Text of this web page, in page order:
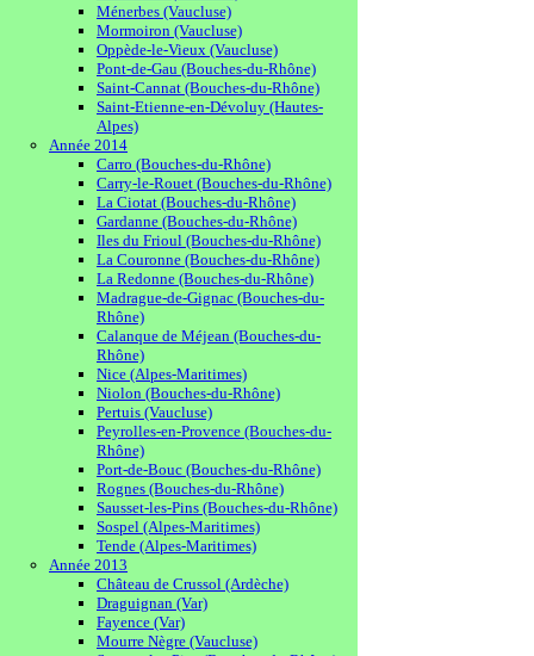
Ménerbes (Vaucluse)
Mormoiron (Vaucluse)
Oppède-le-Vieux (Vaucluse)
Pont-de-Gau (Bouches-du-Rhône)
Saint-Cannat (Bouches-du-Rhône)
Saint-Etienne-en-Dévoluy (Hautes-
Alpes)
Année 2014
Carro (Bouches-du-Rhône)
Carry-le-Rouet (Bouches-du-Rhône)
La Ciotat (Bouches-du-Rhône)
Gardanne (Bouches-du-Rhône)
Iles du Frioul (Bouches-du-Rhône)
La Couronne (Bouches-du-Rhône)
La Redonne (Bouches-du-Rhône)
Madrague-de-Gignac (Bouches-du-
Rhône)
Calanque de Méjean (Bouches-du-
Rhône)
Nice (Alpes-Maritimes)
Niolon (Bouches-du-Rhône)
Pertuis (Vaucluse)
Peyrolles-en-Provence (Bouches-du-
Rhône)
Port-de-Bouc (Bouches-du-Rhône)
Rognes (Bouches-du-Rhône)
Sausset-les-Pins (Bouches-du-Rhône)
Sospel (Alpes-Maritimes)
Tende (Alpes-Maritimes)
Année 2013
Château de Crussol (Ardèche)
Draguignan (Var)
Fayence (Var)
Mourre Nègre (Vaucluse)